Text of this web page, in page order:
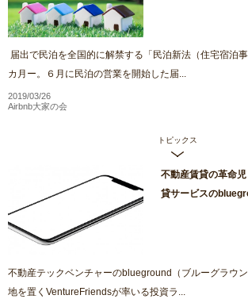
届出で民泊を全国的に解禁する「民泊新法（住宅宿泊
カ月ー。６月に民泊の営業を開始した届...
2019/03/26
Airbnb大家の会
トピックス
不動産賃貸の革命
貸サービスの
不動産テックベンチャーのblueground（ブルーグラウ
地を置くVentureFriendsが率いる投資ラ...